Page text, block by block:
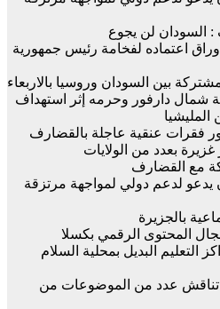
: السودان لن يجوع
اعتماده لفخامة رئيس جمهورية
بين السودان وروسيا بالاربعاء
شمال دارفور وحرمه إثر استهداف
المليشيا
فقرات عنقية عاجلة بالقضارف
بعدد من الولايات
مع القضارف
يدعو لدعم دولي لمواجهة مرتزقة
بالجزيرة
المحتوى الرقمي بكسلا
التعليم البديل بمحلية السلام
تناقش عدد من الموضوعات من